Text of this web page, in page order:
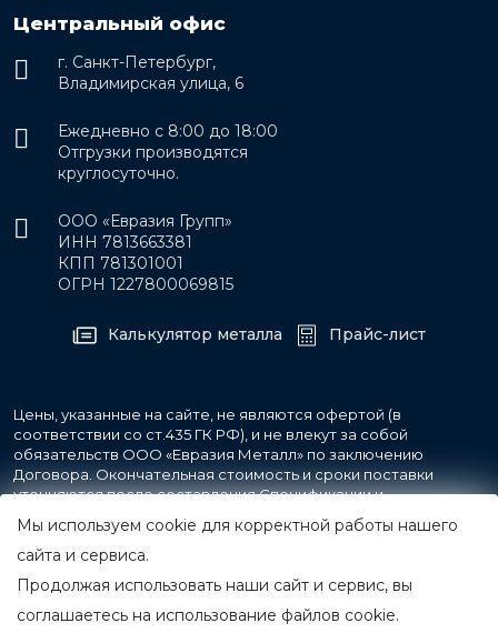
Центральный офис
г. Санкт-Петербург,
Владимирская улица, 6
Ежедневно с 8:00 до 18:00
Отгрузки производятся
круглосуточно.
ООО «Евразия Групп»
ИНН 7813663381
КПП 781301001
ОГРН 1227800069815
Калькулятор металла Прайс-лист
Цены, указанные на сайте, не являются офертой (в
соответствии со ст.435 ГК РФ), и не влекут за собой
обязательств ООО «Евразия Металл» по заключению
Договора. Окончательная стоимость и сроки поставки
уточняются после составления Спецификации и
фиксируются в Счете на оплату, а также Спецификации на
поставку товара.
© 2007-2026 Все права защищены.
ООО «Евразия Металл»
Мы используем cookie для корректной работы нашего
сайта и сервиса.
Продолжая использовать наши сайт и сервис, вы
соглашаетесь на использование файлов cookie.